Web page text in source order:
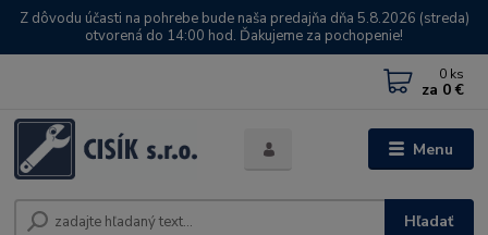
Z dôvodu účasti na pohrebe bude naša predajňa dňa 5.8.2026 (streda)
otvorená do 14:00 hod. Ďakujeme za pochopenie!
Menu
Hľadať
0 ks
za 0 €